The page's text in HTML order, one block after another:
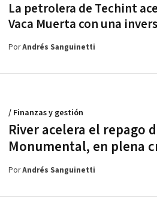
La petrolera de Techint
Vaca Muerta con una
PorAndrés Sanguinetti
River acelera el repago
Monumental, en plena
/ Finanzas y gestión
PorAndrés Sanguinetti